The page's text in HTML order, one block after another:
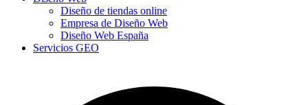
Diseño de tiendas online
Empresa de Diseño Web
Diseño Web España
Servicios GEO